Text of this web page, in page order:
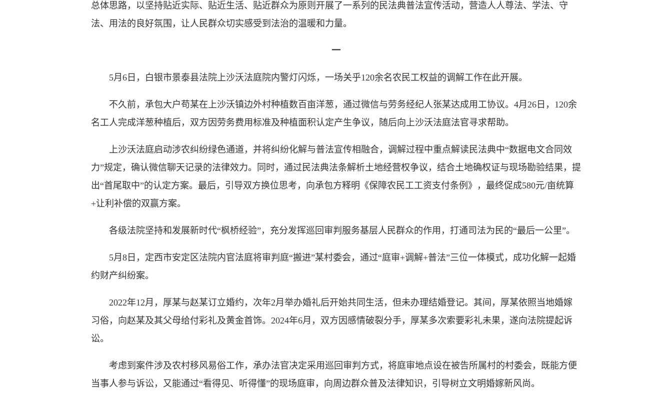
总体思路，以坚持贴近实际、贴近生活、贴近群众为原则开展了一系列的民法典普法宣传活动，营造人人尊法、学法、守
法、用法的良好氛围，让人民群众切实感受到法治的温暖和力量。
一
5月6日，白银市景泰县法院上沙沃法庭院内警灯闪烁，一场关乎120余名农民工权益的调解工作在此开展。
不久前，承包大户苟某在上沙沃镇边外村种植数百亩洋葱，通过微信与劳务经纪人张某达成用工协议。4月26日，120余
名工人完成洋葱种植后，双方因劳务费用标准及种植面积认定产生争议，随后向上沙沃法庭法官寻求帮助。
上沙沃法庭启动涉农纠纷绿色通道，并将纠纷化解与普法宣传相融合，调解过程中重点解读民法典中“数据电文合同效
力”规定，确认微信聊天记录的法律效力。同时，通过民法典法条解析土地经营权争议，结合土地确权证与现场勘验结果，提
出“首尾取中”的认定方案。最后，引导双方换位思考，向承包方释明《保障农民工工资支付条例》，最终促成580元/亩统算
+让利补偿的双赢方案。
各级法院坚持和发展新时代“枫桥经验”，充分发挥巡回审判服务基层人民群众的作用，打通司法为民的“最后一公里”。
5月8日，定西市安定区法院内官法庭将审判庭“搬进”某村委会，通过“庭审+调解+普法”三位一体模式，成功化解一起婚
约财产纠纷案。
2022年12月，厚某与赵某订立婚约，次年2月举办婚礼后开始共同生活，但未办理结婚登记。其间，厚某依照当地婚嫁
习俗，向赵某及其父母给付彩礼及黄金首饰。2024年6月，双方因感情破裂分手，厚某多次索要彩礼未果，遂向法院提起诉
讼。
考虑到案件涉及农村移风易俗工作，承办法官决定采用巡回审判方式，将庭审地点设在被告所属村的村委会，既能方便
当事人参与诉讼，又能通过“看得见、听得懂”的现场庭审，向周边群众普及法律知识，引导树立文明婚嫁新风尚。